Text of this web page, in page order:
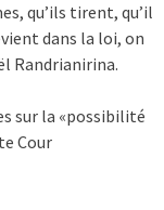
qu’ils tirent, qu’il
dans la loi, on
Randrianirina.
sur la «possibilité
Cour